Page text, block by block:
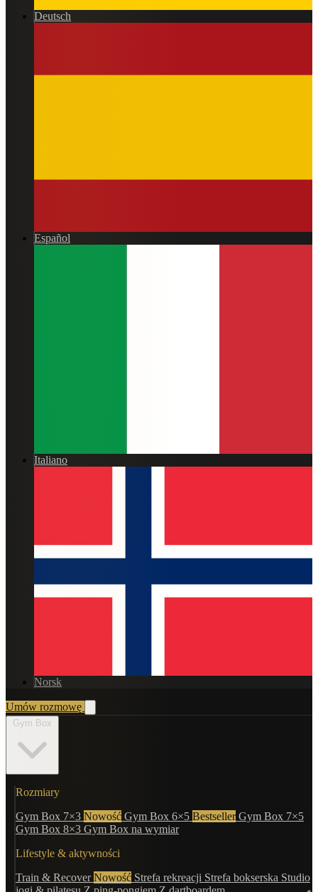
Deutsch
Español
Italiano
Norsk
Umów rozmowę
Gym Box
Rozmiary
Gym Box 7×3 Nowość Gym Box 6×5 Bestseller Gym Box 7×5
Gym Box 8×3 Gym Box na wymiar
Lifestyle & aktywności
Train & Recover Nowość Strefa rekreacji Strefa bokserska Studio